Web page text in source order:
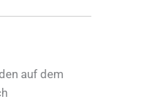
auf dem